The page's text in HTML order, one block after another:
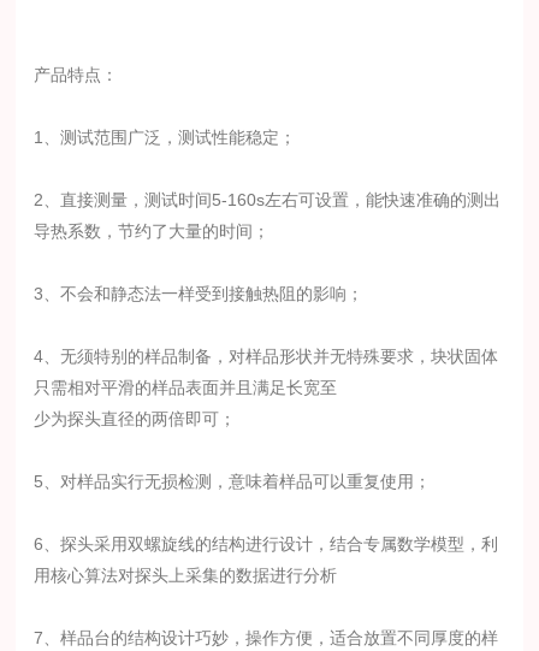
产品特点：
1、测试范围广泛，测试性能稳定；
2、直接测量，测试时间5-160s左右可设置，能快速准确的测出
导热系数，节约了大量的时间；
3、不会和静态法一样受到接触热阻的影响；
4、无须特别的样品制备，对样品形状并无特殊要求，块状固体
只需相对平滑的样品表面并且满足长宽至
少为探头直径的两倍即可；
5、对样品实行无损检测，意味着样品可以重复使用；
6、探头采用双螺旋线的结构进行设计，结合专属数学模型，利
用核心算法对探头上采集的数据进行分析
7、样品台的结构设计巧妙，操作方便，适合放置不同厚度的样